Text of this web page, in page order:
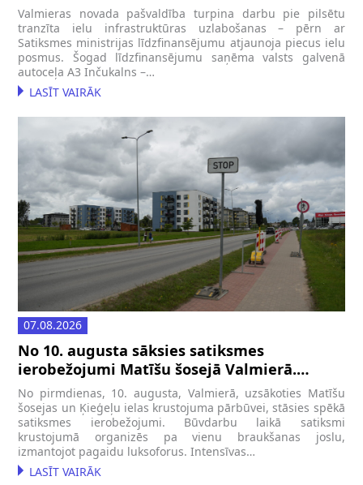
Valmieras novada pašvaldība turpina darbu pie pilsētu
tranzīta ielu infrastruktūras uzlabošanas – pērn ar
Satiksmes ministrijas līdzfinansējumu atjaunoja piecus ielu
posmus. Šogad līdzfinansējumu saņēma valsts galvenā
autoceļa A3 Inčukalns –…
LASĪT VAIRĀK
07.08.2026
No 10. augusta sāksies satiksmes
ierobežojumi Matīšu šosejā Valmierā.
Uzsāks pārbūves darbus
No pirmdienas, 10. augusta, Valmierā, uzsākoties Matīšu
šosejas un Ķieģeļu ielas krustojuma pārbūvei, stāsies spēkā
satiksmes ierobežojumi. Būvdarbu laikā satiksmi
krustojumā organizēs pa vienu braukšanas joslu,
izmantojot pagaidu luksoforus. Intensīvas…
LASĪT VAIRĀK